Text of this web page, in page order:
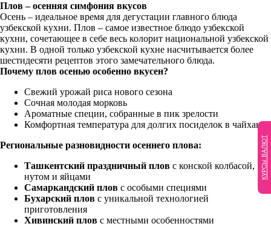
Плов – осенняя симфония вкусов
Осень – идеальное время для дегустации главного блюда
узбекской кухни. Плов – самое известное блюдо узбекской
кухни, сочетающее в себе весь колорит национальной узбекской
кухни. В одной только узбекской кухне насчитывается более
шестидесяти рецептов этого замечательного блюда.
Почему плов осенью особенно вкусен?
Свежий урожай риса нового сезона
Сочная молодая морковь
Ароматные специи, собранные в пик зрелости
Комфортная температура для долгих посиделок в чайхане
Региональные разновидности осеннего плова:
Ташкентский праздничный плов с конской колбасой,
нутом и яйцами
Самаркандский плов с особыми специями
Бухарский плов с уникальной технологией
приготовления
Хивинский плов с местными особенностями
КУРСЫ ВАЛЮТ